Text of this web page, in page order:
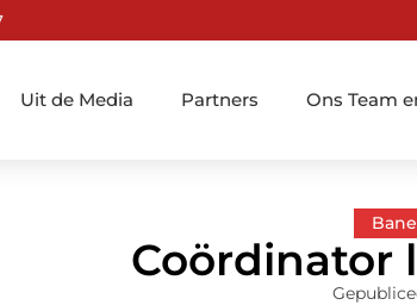
Uit de Media Partners Ons Team
Coördinator